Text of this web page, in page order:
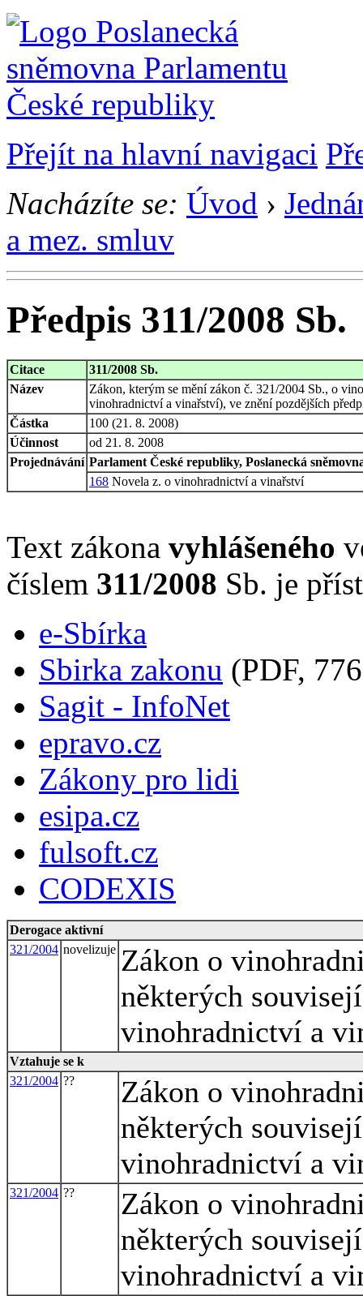
Přejít na hlavní navigaci
Nacházíte se: Úvod ›
a mez. smluv
Předpis 311/2008 Sb.
Citace
311/2008 Sb.
Název
Zákon, kterým se mění zákon č. 321/2004 Sb., o
vinohradnictví a vinařství), ve znění pozdějších
Částka
100 (21. 8. 2008)
Účinnost
od 21. 8. 2008
Projednávání Parlament České republiky, Poslanecká
168 Novela z. o vinohradnictví a vinařství
Text zákona vyhlášeného
číslem 311/2008 Sb. je
e-Sbírka
Sbirka zakonu (PDF,
Sagit - InfoNet
epravo.cz
Zákony pro lidi
esipa.cz
fulsoft.cz
CODEXIS
Derogace aktivní
321/2004 novelizuje Zákon o
některých
vinohradnictví a
Vztahuje se k
321/2004 ??
Zákon o
některých
vinohradnictví a
321/2004 ??
Zákon o
některých
vinohradnictví a